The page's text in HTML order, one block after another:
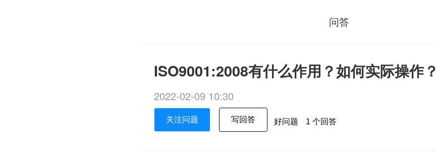
问答
ISO9001:2008有什么作用？如何实际操作？
2022-02-09 10:30
关注问题 写回答 好问题 1 个回答